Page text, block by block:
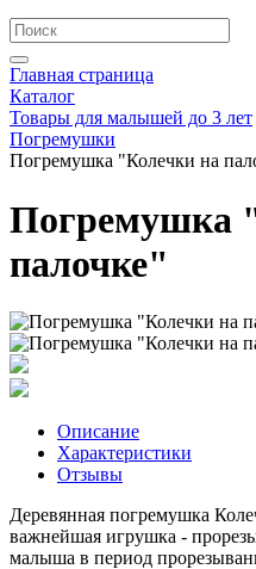
Главная страница
Каталог
Товары для малышей до 3 лет
Погремушки
Погремушка "Колечки на
Погремушка
палочке"
Описание
Характеристики
Отзывы
Деревянная погремушка
важнейшая игрушка -
малыша в период